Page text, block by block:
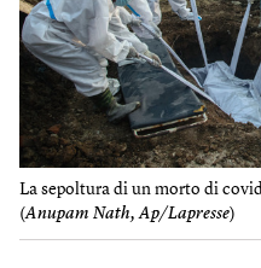
La sepoltura di un morto di
(Anupam Nath, Ap/Lapresse)